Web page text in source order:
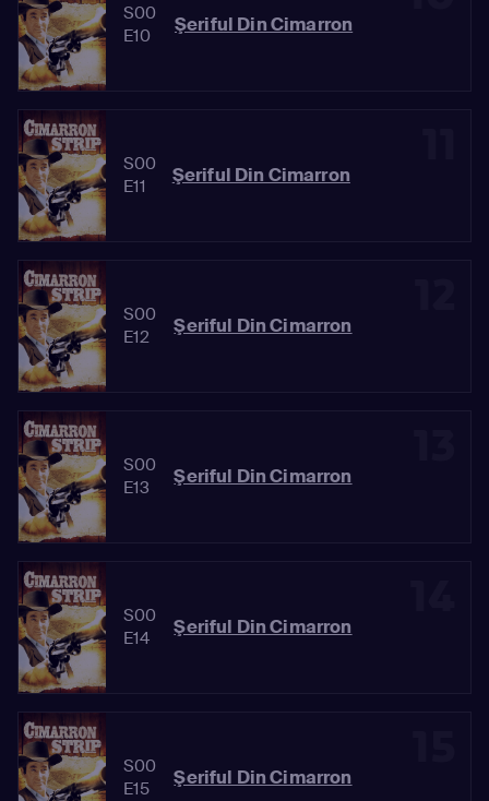
S00
E10
Şeriful Din Cimarron
S00
E11
Şeriful Din Cimarron
S00
E12
Şeriful Din Cimarron
S00
E13
Şeriful Din Cimarron
S00
E14
Şeriful Din Cimarron
S00
E15
Şeriful Din Cimarron